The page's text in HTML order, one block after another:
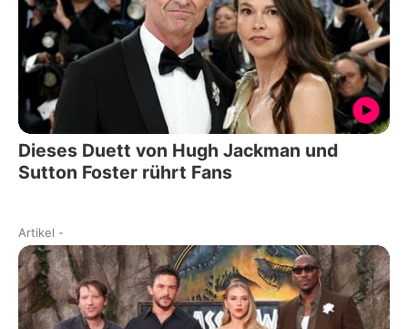
Dieses Duett von Hugh Jackman und
Sutton Foster rührt Fans
Artikel -